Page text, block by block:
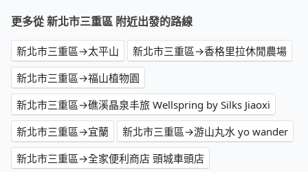
更多從 新北市三重區 附近出發的路線
新北市三重區→太平山
新北市三重區→香格里拉休閒農場
新北市三重區→福山植物園
新北市三重區→礁溪晶泉丰旅 Wellspring by Silks Jiaoxi
新北市三重區→宜蘭
新北市三重區→游山丸水 yo wander
新北市三重區→全家便利商店 頭城車頭店